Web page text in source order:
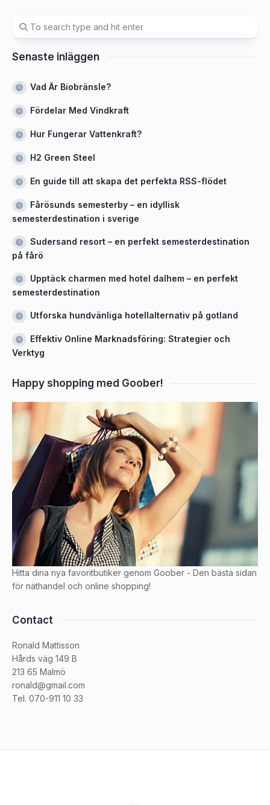
Senaste inläggen
Vad Är Biobränsle?
Fördelar Med Vindkraft
Hur Fungerar Vattenkraft?
H2 Green Steel
En guide till att skapa det perfekta RSS-flödet
Fårösunds semesterby – en idyllisk
semesterdestination i sverige
Sudersand resort – en perfekt semesterdestination
på fårö
Upptäck charmen med hotel dalhem – en perfekt
semesterdestination
Utforska hundvänliga hotellalternativ på gotland
Effektiv Online Marknadsföring: Strategier och
Verktyg
Happy shopping med Goober!
Hitta dina nya favoritbutiker genom Goober - Den bästa sidan
för näthandel och online shopping!
Contact
Ronald Mattisson
Hårds väg 149 B
213 65 Malmö
ronald@gmail.com
Tel. 070-911 10 33